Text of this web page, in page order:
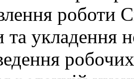
роботи
та укладення